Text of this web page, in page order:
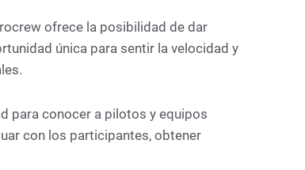
ofrece la posibilidad de dar
única para sentir la velocidad y
para conocer a pilotos y equipos
con los participantes, obtener